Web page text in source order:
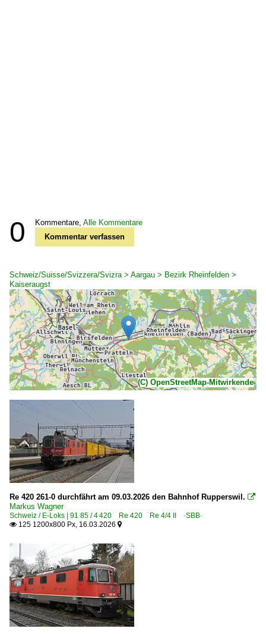
0 Kommentare, Alle Kommentare
Kommentar verfassen
Schweiz/Suisse/Svizzera/Svizra > Aargau > Bezirk Rheinfelden >
Kaiseraugst
(C) OpenStreetMap-Mitwirkende
Re 420 261-0 durchfährt am 09.03.2026 den Bahnhof Rupperswil. 
Markus Wagner
Schweiz / E-Loks | 91 85 / 4 420 Re 420 Re 4/4 II ·SBB·
 125 1200x800 Px, 16.03.2026 